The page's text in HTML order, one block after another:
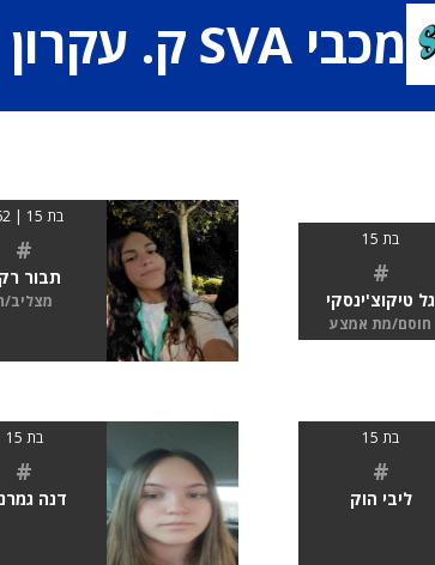
מכבי SVA ק. עקרון
בת 15
#
גל טיקוצ'ינסקי
חוסם/מת אמצע
בת 15 | 162
#
תבור
מצליב/
בת 15
#
ליבי הוק
בת 15
#
דנה